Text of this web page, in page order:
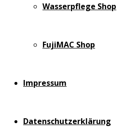
Wasserpflege Shop
FujiMAC Shop
Impressum
Datenschutzerklärung